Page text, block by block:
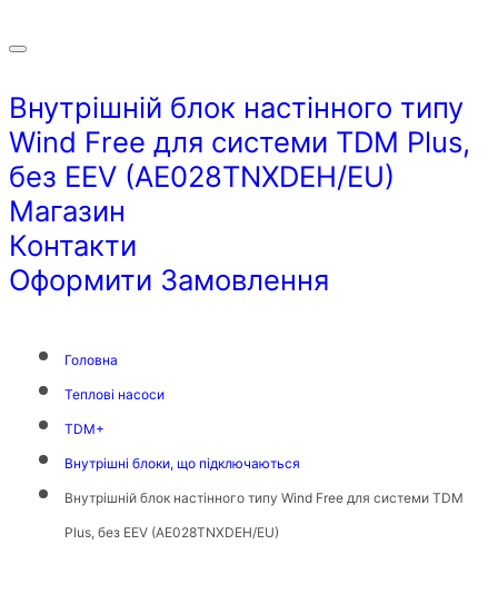
Внутрішній блок настінного типу
Wind Free для системи TDM Plus,
без EEV (AE028TNXDEH/EU)
Магазин
Контакти
Оформити Замовлення
Головна
Теплові насоси
TDM+
Внутрішні блоки, що підключаються
Внутрішній блок настінного типу Wind Free для системи TDM
Plus, без EEV (AE028TNXDEH/EU)